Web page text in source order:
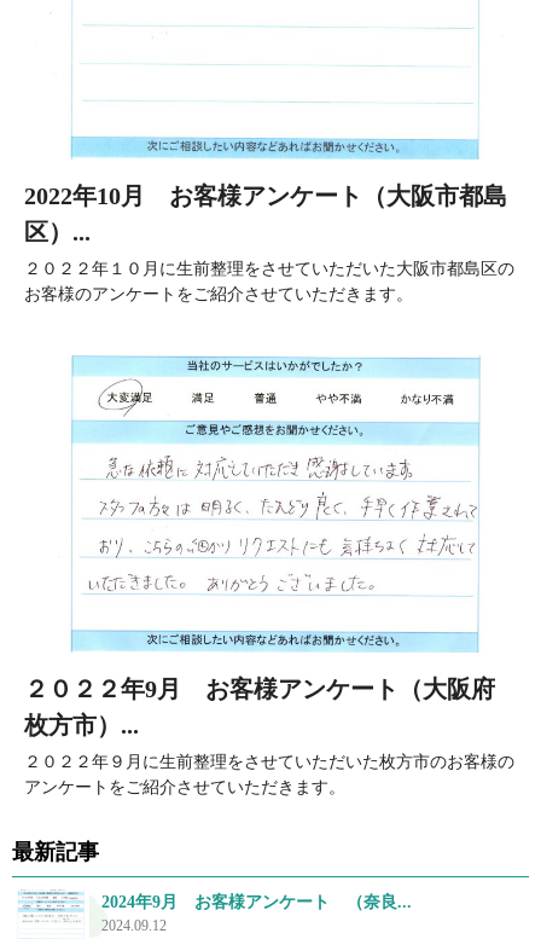
2022年10月 お客様アンケート（大阪市都島
区）...
２０２２年１０月に生前整理をさせていただいた大阪市都島区の
お客様のアンケートをご紹介させていただきます。
２０２２年9月 お客様アンケート（大阪府
枚方市）...
２０２２年９月に生前整理をさせていただいた枚方市のお客様の
アンケートをご紹介させていただきます。
最新記事
2024年9月 お客様アンケート （奈良...
2024.09.12